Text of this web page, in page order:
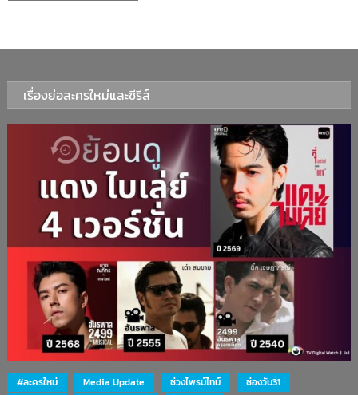
เรื่องย่อละครใหม่และซีรีส์
#ละครใหม่ Media Update ช่วงไพรม์ไทม์
ช่องวัน31